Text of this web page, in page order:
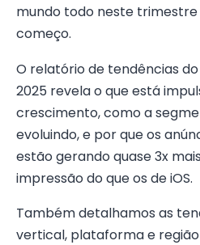
mundo todo neste trimestre
começo.
O relatório de tendências
2025 revela o que está
crescimento, como a
evoluindo, e por que os
estão gerando quase 3x
impressão do que os de iOS.
Também detalhamos as
vertical, plataforma e